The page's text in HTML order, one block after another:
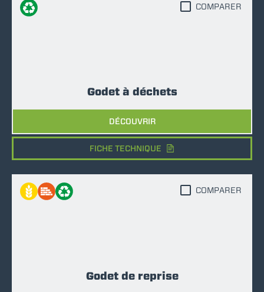
Godet à déchets
DÉCOUVRIR
COMPARER
FICHE TECHNIQUE
Godet de reprise
COMPARER